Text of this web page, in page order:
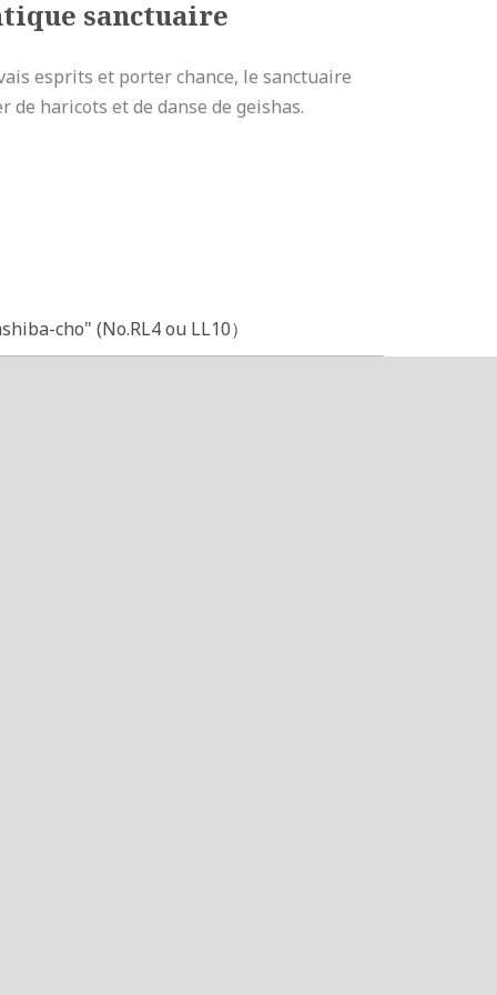
sanctuaire
esprits et porter chance, le sanctuaire
haricots et de danse de geishas.
cho" (No.RL4 ou LL10）